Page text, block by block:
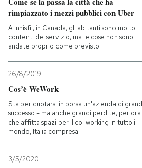
rimpiazzato i mezzi pubblici con Uber
A Innisfil, in Canada, gli abitanti sono molto
contenti del servizio, ma le cose non sono
andate proprio come previsto
26/8/2019
Cos’è WeWork
Sta per quotarsi in borsa un'azienda di
successo – ma anche grandi perdite, per ora
che affitta spazi per il co-working in tutto il
mondo, Italia compresa
3/5/2020